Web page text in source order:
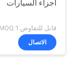
أجزاء السيارات
قابل للتفاوض MOQ:1
الاتصال